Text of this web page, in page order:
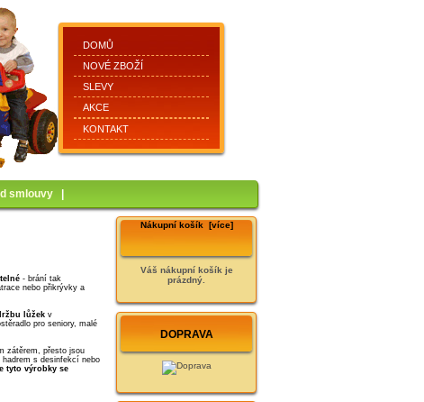
DOMŮ
NOVÉ ZBOŽÍ
SLEVY
AKCE
KONTAKT
smlouvy
- brání tak
nebo přikrývky a
lůžek v
pro seniory, malé
zátěrem, přesto jsou
s desinfekcí nebo
tyto výrobky se
Nákupní košík [více]
Váš nákupní košík je
prázdný.
DOPRAVA